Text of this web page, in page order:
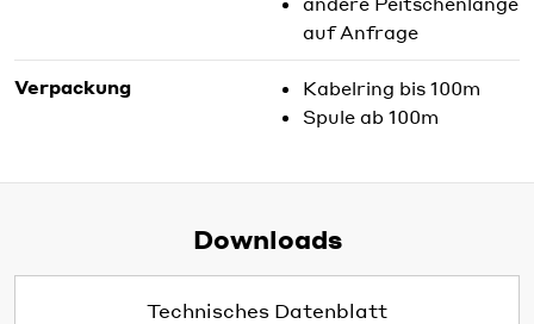
auf Anfrage
Verpackung
Kabelring bis 100m
Spule ab 100m
Downloads
Technisches Datenblatt